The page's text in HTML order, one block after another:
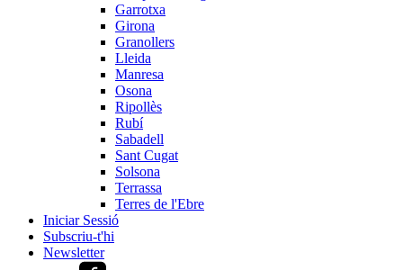
Garrotxa
Girona
Granollers
Lleida
Manresa
Osona
Ripollès
Rubí
Sabadell
Sant Cugat
Solsona
Terrassa
Terres de l'Ebre
Iniciar Sessió
Subscriu-t'hi
Newsletter